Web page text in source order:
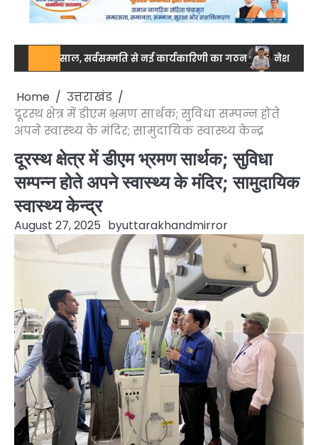
सर्वसम्मति से नई कार्यकारिणी का गठन नेशनल स्तर पर ड्रग
Home
उत्तराखंड
दूरस्थ क्षेत्र में डीएम भ्रमण सार्थक; सुविधा सम्पन्न होते
अपने स्वास्थ्य के मंदिर; सामुदायिक स्वास्थ्य केन्द्र
दूरस्थ क्षेत्र में डीएम भ्रमण सार्थक; सुविधा
सम्पन्न होते अपने स्वास्थ्य के मंदिर; सामुदायिक
स्वास्थ्य केन्द्र
August 27, 2025 byuttarakhandmirror